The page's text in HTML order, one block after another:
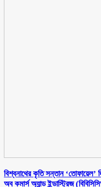
বিশ্বনাথের কৃতি সন্তান ‘তোফায়েল’
অব কমার্স অ্যান্ড ইন্ডাস্ট্রিজ